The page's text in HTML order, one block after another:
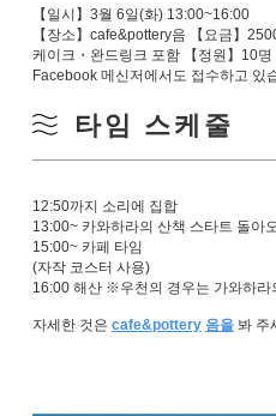
【일시】3월 6일(화) 13:00~16:00
【장소】cafe&pottery음 【요금】
케이크・완드링크 포함 【정원】10명
Facebook 메신저에서도 접수하고 있
타임 스케줄
12:50까지 소리에 집합
13:00~ 카와하라의 산책 스타트 돌아
15:00~ 카페 타임
(자작 코스터 사용)
16:00 해산 ※우천의 경우는 가와하라
자세한 것은 cafe&pottery 음을봐 주